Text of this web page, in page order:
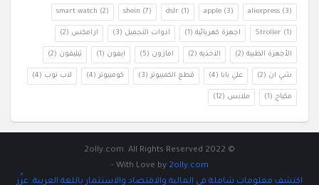
aliexpress (3)
apple (3)
dslr (1)
shein (7)
smart watch (2)
Stroller (1) اجهزة كهربائية (1) ادوات التجميل (3) ارامكس (2)
الأجهزة الطبية (2) الاحذيه (2) امازون (5) ايفون (1) تيليفون (2)
شي ان (2) علي بابا (4) قطع الكمبيوتر (3) كومبيوتر (4) لاب توب (4)
مكياج (1) ملابس (12)
© 2022 2olly.com. All Rights Reserved
With Love by 2olly.com
-
اكتشف معلومات شاملة في المالية والاقتصاد والاستثمار باللغة العربية. عزِّز